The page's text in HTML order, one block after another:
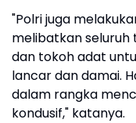
"Polri juga
melibatkan seluruh
dan tokoh adat
lancar dan damai.
dalam rangka
kondusif," katanya.